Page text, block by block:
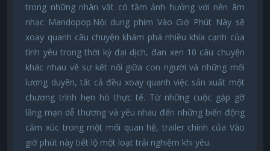
trong những nhân vật có tầm ảnh hưởng với nền âm
nhạc Mandopop.Nội dung phim Vào Giờ Phút Này sẽ
xoay quanh câu chuyện khám phá nhiều khía cạnh của
tình yêu trong thời kỳ đại dịch, đan xen 10 câu chuyện
khác nhau về sự kết nối giữa con người và những mối
lương duyên, tất cả đều xoay quanh việc sản xuất một
chương trình hẹn hò thực tế. Từ những cuộc gặp gỡ
lãng mạn dễ thương và yêu nhau đến những biến động
cảm xúc trong một mối quan hệ, trailer chính của Vào
giờ phút này tiết lộ một loạt trải nghiệm khi yêu.